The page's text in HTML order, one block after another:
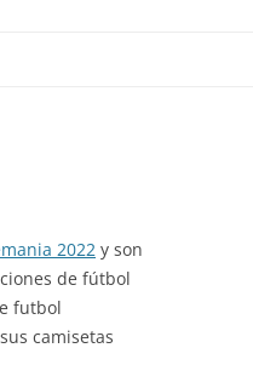
2022 y son
de fútbol
futbol
camisetas